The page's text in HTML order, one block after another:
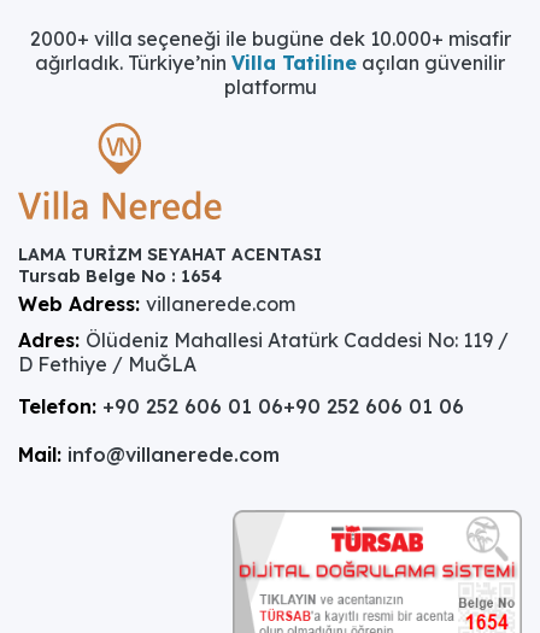
2000+ villa seçeneği ile bugüne dek 10.000+ misafir
ağırladık. Türkiye’nin Villa Tatiline açılan güvenilir
platformu
LAMA TURİZM SEYAHAT ACENTASI
Tursab Belge No : 1654
Web Adress: villanerede.com
Adres: Ölüdeniz Mahallesi Atatürk Caddesi No: 119 /
D Fethiye / MuĞLA
Telefon: +90 252 606 01 06+90 252 606 01 06
Mail: info@villanerede.com